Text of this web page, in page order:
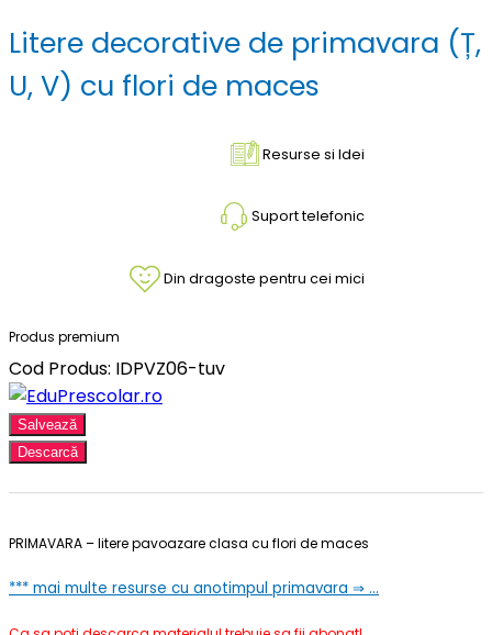
Litere decorative de primavara (Ț,
U, V) cu flori de maces
Resurse si Idei
Suport telefonic
Din dragoste pentru cei mici
Produs premium
Cod Produs: IDPVZ06-tuv
Salvează
Descarcă
PRIMAVARA – litere pavoazare clasa cu flori de maces
*** mai multe resurse cu anotimpul primavara ⇒ …